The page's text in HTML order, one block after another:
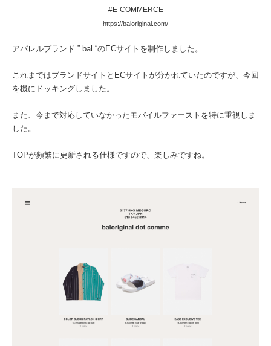
#E-COMMERCE
https://baloriginal.com/
アパレルブランド ” bal “のECサイトを制作しました。
これまではブランドサイトとECサイトが分かれていたのですが、今回
を機にドッキングしました。
また、今まで対応していなかったモバイルファーストを特に重視しま
した。
TOPが頻繁に更新される仕様ですので、楽しみですね。